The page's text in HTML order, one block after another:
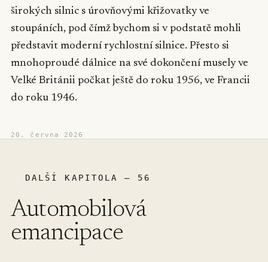
širokých silnic s úrovňovými křižovatky ve
stoupáních, pod čímž bychom si v podstatě mohli
představit moderní rychlostní silnice. Přesto si
mnohoproudé dálnice na své dokončení musely ve
Velké Británii počkat ještě do roku 1956, ve Francii
do roku 1946.
20. června 2026
DALŠÍ KAPITOLA – 56
Automobilová
emancipace